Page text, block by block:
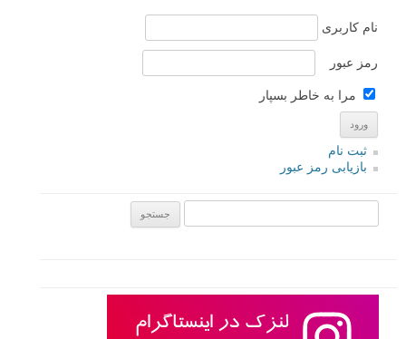
نام کاربری
رمز عبور
مرا به خاطر بسپار
ثبت نام
بازیابی رمز عبور